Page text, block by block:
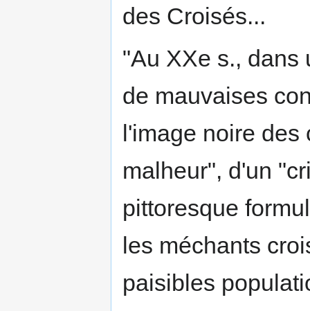
des Croisés...
"Au XXe s., dans
de mauvaises
l'image noire
malheur", d'un
pittoresque
les méchants
paisibles